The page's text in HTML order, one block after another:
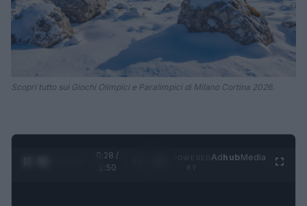
Scopri tutto sui Giochi Olimpici e Paralimpici di Milano Cortina 2026.
0:28 /
1:50
AdhubMedia